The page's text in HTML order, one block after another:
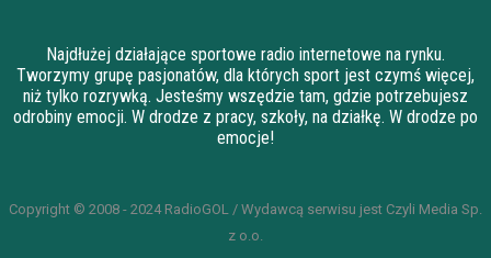
Najdłużej działające sportowe radio internetowe na rynku.
Tworzymy grupę pasjonatów, dla których sport jest czymś więcej,
niż tylko rozrywką. Jesteśmy wszędzie tam, gdzie potrzebujesz
odrobiny emocji. W drodze z pracy, szkoły, na działkę. W drodze po
emocje!
Copyright © 2008 - 2024 RadioGOL / Wydawcą serwisu jest Czyli Media Sp.
z o.o.